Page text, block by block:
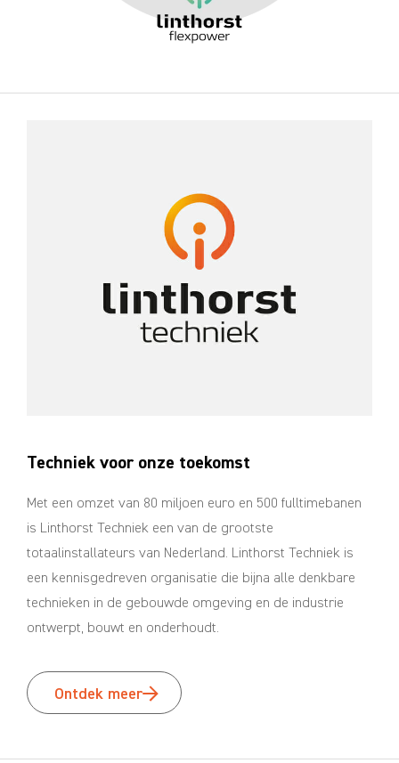
Techniek voor onze toekomst
Met een omzet van 80 miljoen euro en 500 fulltimebanen
is Linthorst Techniek een van de grootste
totaalinstallateurs van Nederland. Linthorst Techniek is
een kennisgedreven organisatie die bijna alle denkbare
technieken in de gebouwde omgeving en de industrie
ontwerpt, bouwt en onderhoudt.
Ontdek meer